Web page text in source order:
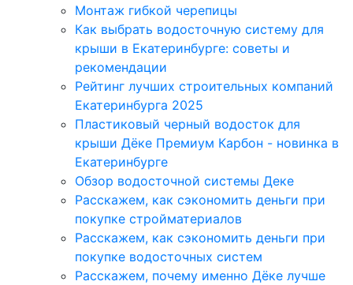
Монтаж гибкой черепицы
Как выбрать водосточную систему для
крыши в Екатеринбурге: советы и
рекомендации
Рейтинг лучших строительных компаний
Екатеринбурга 2025
Пластиковый черный водосток для
крыши Дёке Премиум Карбон - новинка в
Екатеринбурге
Обзор водосточной системы Деке
Расскажем, как сэкономить деньги при
покупке стройматериалов
Расскажем, как сэкономить деньги при
покупке водосточных систем
Расскажем, почему именно Дёке лучше